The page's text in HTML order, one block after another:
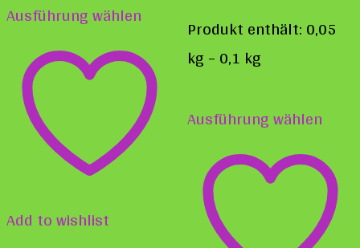
Ausführung wählen Produkt
weist
mehrere
Varianten
auf.
Optionen
Add to wishlist
Produkt enthält: 0,05
kg– 0,1 kg
Ausführung wählen
weist